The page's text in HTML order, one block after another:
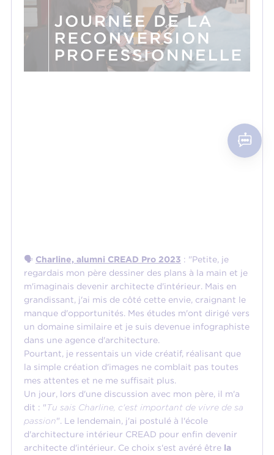
🗣️ Charline, alumni CREAD Pro 2023 : "Petite, je
regardais mon père dessiner des plans à la main et je
m'imaginais devenir architecte d'intérieur. Mais en
grandissant, j'ai mis de côté cette envie, craignant le
manque d'opportunités. Mes études m'ont dirigé vers
un domaine similaire et je suis devenue infographiste
dans une agence d'architecture.
Pourtant, je ressentais un vide créatif, réalisant que
la simple création d'images ne comblait pas toutes
mes attentes et ne me suffisait plus.
Un jour, lors d'une discussion avec mon père, il m'a
dit : "Tu sais Charline, c'est important de vivre de sa
passion". Le lendemain, j'ai postulé à l'école
d'architecture intérieur CREAD pour enfin devenir
architecte d'intérieur. Ce choix s'est avéré être la